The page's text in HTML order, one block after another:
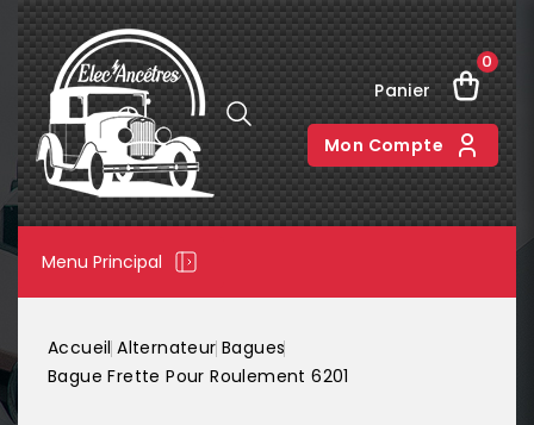
Panier
0
Mon Compte
Menu Principal
Accueil Alternateur Bagues
Bague Frette Pour Roulement 6201